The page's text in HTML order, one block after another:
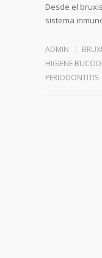
Desde el
sistema
ADMIN
HIGIENE
PERIODONTITIS